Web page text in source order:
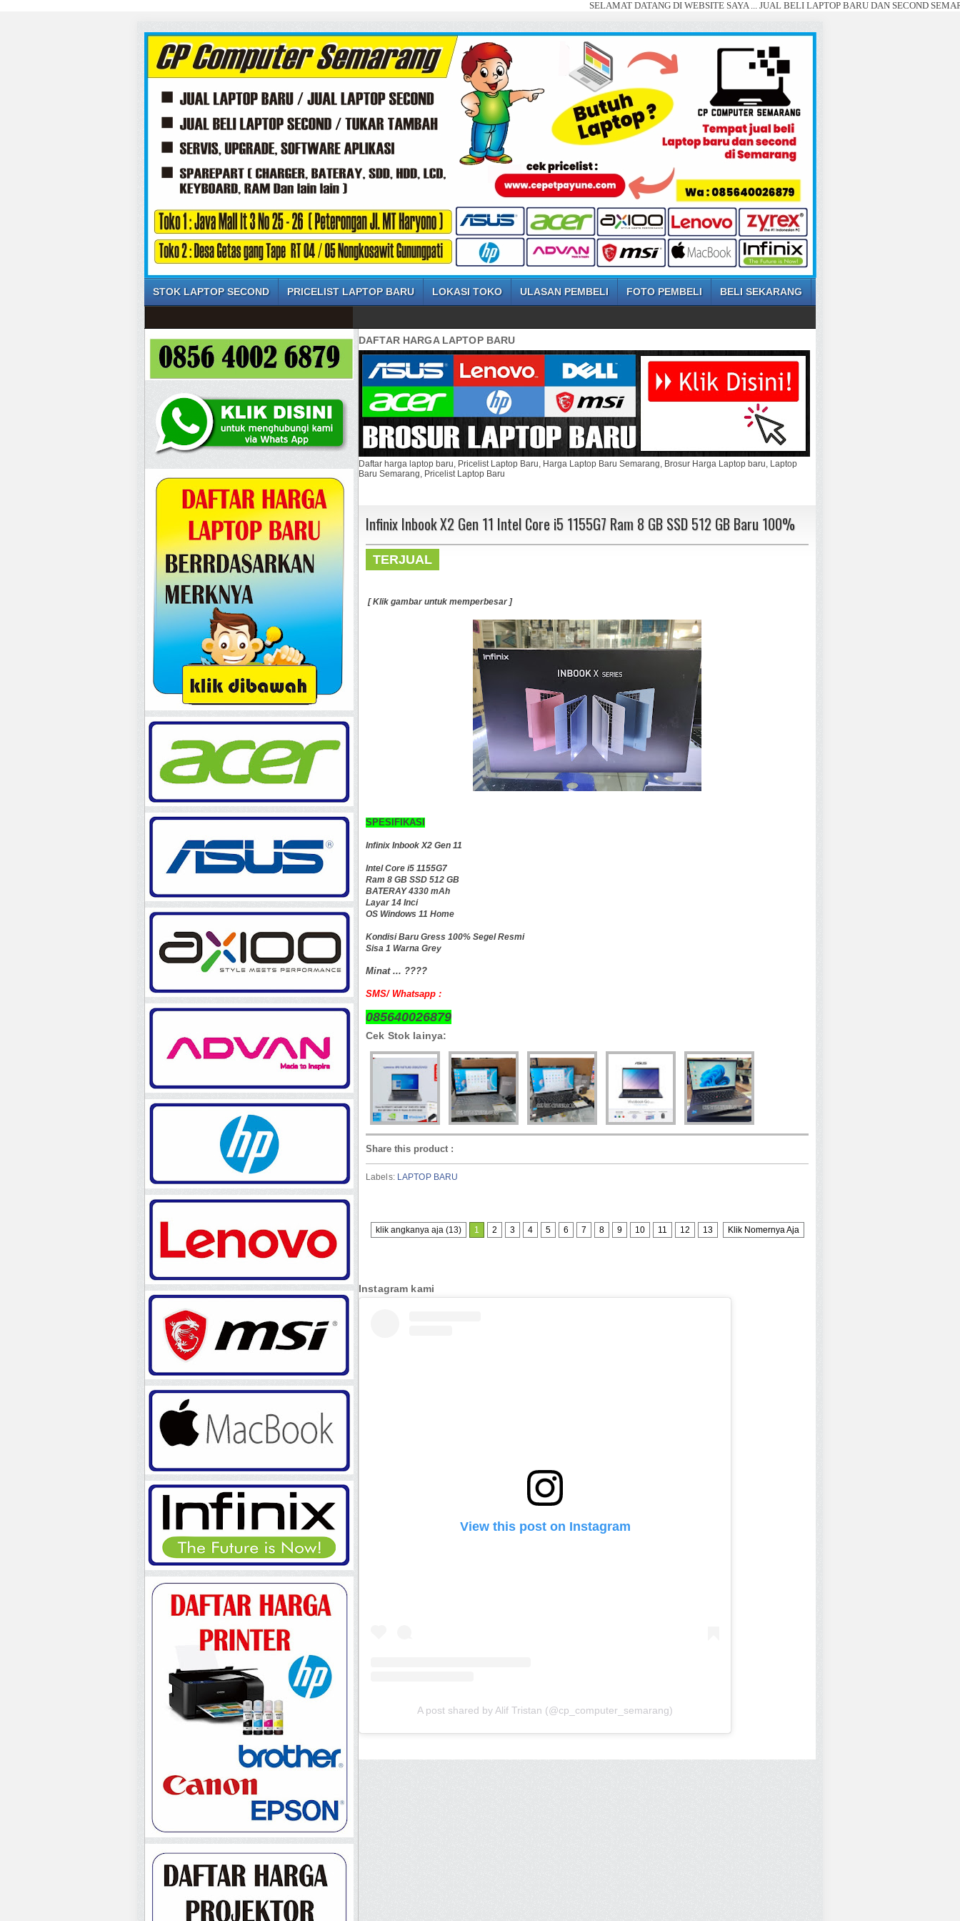
SELAMAT DATANG DI WEBSITE SAYA ... JUAL BELI LAPTOP BARU DAN SECOND SEMARANG
STOK LAPTOP SECOND PRICELIST LAPTOP BARU LOKASI TOKO ULASAN PEMBELI FOTO PEMBELI BELI SEKARANG
DAFTAR HARGA LAPTOP BARU
Daftar harga laptop baru, Pricelist Laptop Baru, Harga Laptop Baru Semarang, Brosur Harga Laptop baru, Laptop
Baru Semarang, Pricelist Laptop Baru
Infinix Inbook X2 Gen 11 Intel Core i5 1155G7 Ram 8 GB SSD 512 GB Baru 100%
TERJUAL
[ Klik gambar untuk memperbesar ]
SPESIFIKASI
Infinix Inbook X2 Gen 11
Intel Core i5 1155G7
Ram 8 GB SSD 512 GB
BATERAY 4330 mAh
Layar 14 Inci
OS Windows 11 Home
Kondisi Baru Gress 100% Segel Resmi
Sisa 1 Warna Grey
Minat ... ????
SMS/ Whatsapp :
085640026879
Cek Stok lainya:
Share this product :
Labels: LAPTOP BARU
klik angkanya aja (13) 1 2 3 4 5 6 7 8 9 10 11 12 13 Klik Nomernya Aja
Instagram kami
View this post on Instagram
A post shared by Alif Tristan (@cp_computer_semarang)